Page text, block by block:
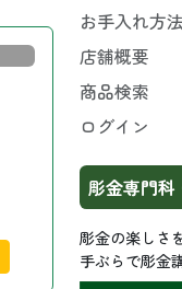
お手入れ方法
店舗概要
商品検索
ログイン
彫金専門科
彫金の楽しさ
手ぶらで彫金